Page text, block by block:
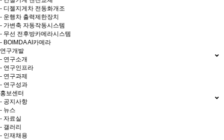
- 디젤지게차 전동화개조
- 운행차 출력제한장치
- 가변축 자동작동시스템
- 무선 전후방카메라시스템
- BOIMDA AI카메라
연구개발
- 연구소개
- 연구인프라
- 연구과제
- 연구성과
홍보센터
- 공지사항
- 뉴스
- 자료실
- 갤러리
- 인재채용